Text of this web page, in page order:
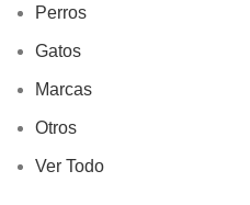
Perros
Gatos
Marcas
Otros
Ver Todo